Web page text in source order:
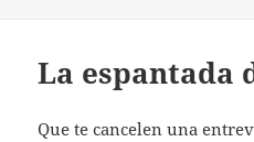
La espantada
Que te cancelen una